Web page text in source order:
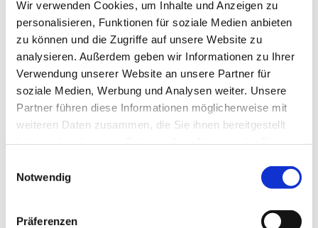
Wir verwenden Cookies, um Inhalte und Anzeigen zu
personalisieren, Funktionen für soziale Medien anbieten
zu können und die Zugriffe auf unsere Website zu
analysieren. Außerdem geben wir Informationen zu Ihrer
Verwendung unserer Website an unsere Partner für
soziale Medien, Werbung und Analysen weiter. Unsere
Partner führen diese Informationen möglicherweise mit
weiteren Daten zusammen, die Sie ihnen bereitgestellt
Notwendig
Präferenzen
Dies könnte Sie auch
interessieren